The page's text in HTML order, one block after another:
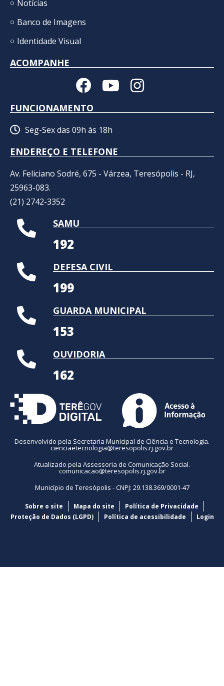
Notícias
Banco de Imagens
Identidade Visual
ACOMPANHE
FUNCIONAMENTO
Seg-Sex das 09h às 18h
ENDEREÇO E TELEFONE
Av. Feliciano Sodré, 675 - Várzea, Teresópolis - RJ,
25963-083.
(21) 2742-3352​
SAMU
192
DEFESA CIVIL
199
GUARDA MUNICIPAL
153
OUVIDORIA
162
Desenvolvido pela Secretaria Municipal de Ciência e Tecnologia.
cienciaetecnologia@teresopolis.rj.gov.br
Atualizado pela Assessoria de Comunicação Social.
comunicacao@teresopolis.rj.gov.br
Município de Teresópolis - CNPJ: 29.138.369/0001-47
Sobre o site Mapa do site
Política de Privacidade
Proteção de Dados (LGPD)
Política de acessibilidade Login